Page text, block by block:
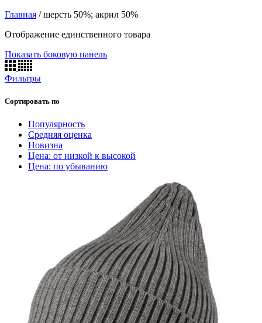
Главная /шерсть 50%; акрил 50%
Отображение единственного товара
Показать боковую панель
Фильтры
Сортировать по
Популярность
Средняя оценка
Новизна
Цена: от низкой к высокой
Цена: по убыванию